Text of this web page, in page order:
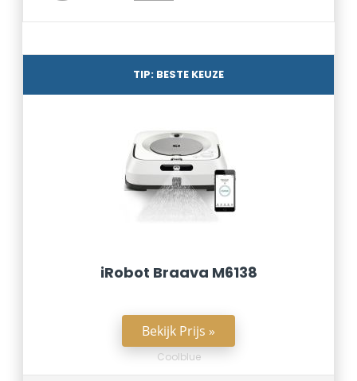
TIP: BESTE KEUZE
iRobot Braava M6138
Bekijk Prijs »
Coolblue